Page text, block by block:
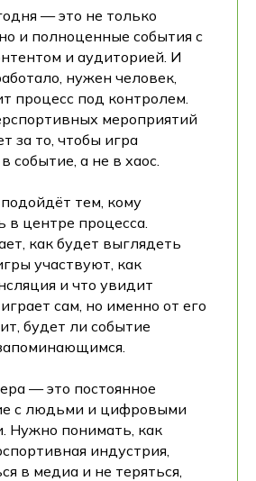
— это не только
и полноценные события с
и аудиторией. И
нужен человек,
процесс под контролем.
мероприятий
за то, чтобы игра
событие, а не в хаос.
тем, кому
в центре процесса.
как будет выглядеть
участвуют, как
и что увидит
сам, но именно от его
будет ли событие
— это постоянное
с людьми и цифровыми
Нужно понимать, как
индустрия,
в медиа и не теряться,